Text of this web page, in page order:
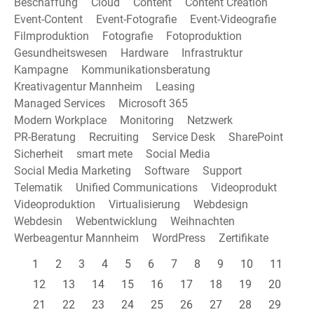
Event-Content
Event-Fotografie
Event-Videografie
Filmproduktion
Fotografie
Fotoproduktion
Gesundheitswesen
Hardware
Infrastruktur
Kampagne
Kommunikationsberatung
Kreativagentur Mannheim
Leasing
Managed Services
Microsoft 365
Modern Workplace
Monitoring
Netzwerk
PR-Beratung
Recruiting Service Desk
SharePoint
Sicherheit
smart mete
Social Media
Social Media Marketing
Software
Support
Telematik
Unified Communications
Videoprodukt
Videoproduktion
Virtualisierung
Webdesign
Webdesin
Webentwicklung
Weihnachten
Werbeagentur Mannheim
WordPress
Zertifikate
1
2 3 4 5 6 7 8 9 10
11
12
13 14 15 16 17 18 19
20
21
22 23 24 25 26 27 28
29